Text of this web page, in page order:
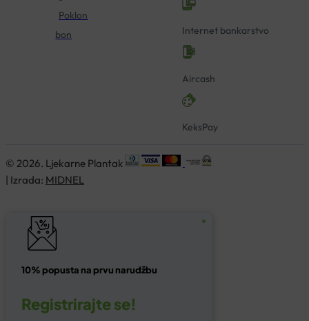
Poklon
bon
Internet bankarstvo
Aircash
KeksPay
© 2026. Ljekarne Plantak
| Izrada: MIDNEL
10% popusta na prvu narudžbu
Registrirajte se!